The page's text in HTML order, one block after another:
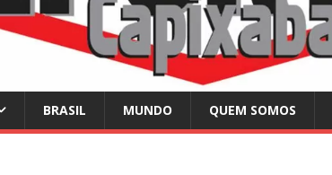
BRASIL MUNDO QUEM SOMOS